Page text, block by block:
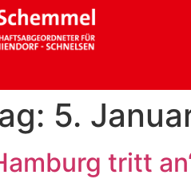
5.
tritt